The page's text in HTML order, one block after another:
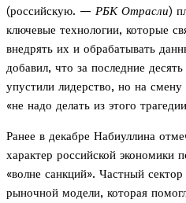
(российскую. — РБК Отрасли)
ключевые технологии, которые
внедрять их и обрабатывать
добавил, что за последние
упустили лидерство, но на
«не надо делать из этого
Ранее в декабре Набиуллина
характер российской экономики
«волне санкций». Частный сектор
рыночной модели, которая